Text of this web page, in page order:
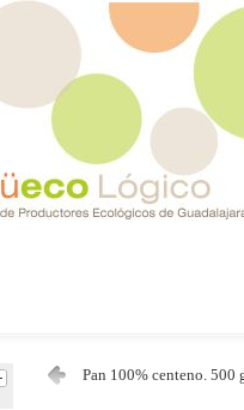
Pan 100% centeno. 500